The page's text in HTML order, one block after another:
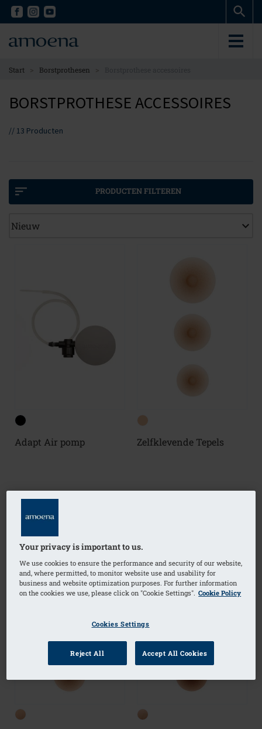
Skip
content
Skip
content
Start > Borstprothesen >
BORSTPROTHESE ACCESSOIRES
// 13 Producten
PRODUCTEN FILTEREN
Adapt Air pomp Zelfklevende Tepels
Your privacy is important to us.
We use cookies to ensure the performance and security of our website,
and, where permitted, to monitor website use and usability for
business and website optimization purposes. For further information
on the cookies we use, please click on "Cookie Settings". Cookie Policy
Cookies Settings
Reject All Accept All Cookies